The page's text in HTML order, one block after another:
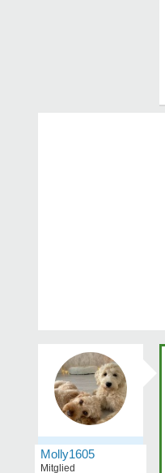
Molly1605
Mitglied